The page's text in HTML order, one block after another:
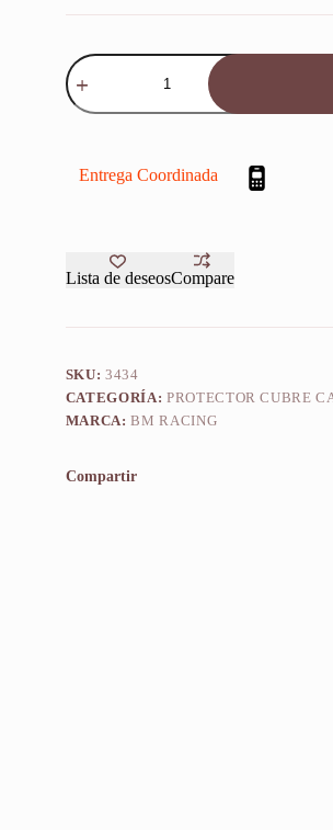
Protector
Cubrecarter
Urbano
Honda
Entrega Coordinada
Lista de deseosCompare
SKU:3434
CATEGORÍA: PROTECTOR CUBRE
MARCA:BM RACING
Compartir